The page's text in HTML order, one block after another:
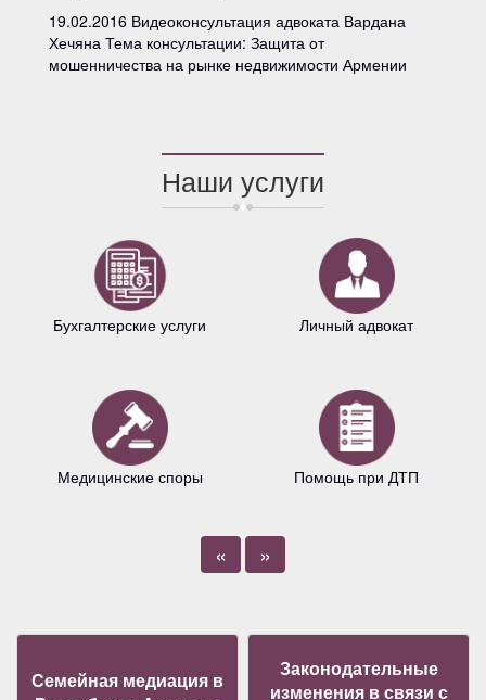
19.02.2016 Видеоконсультация адвоката Вардана
Хечяна Тема консультации: Защита от
мошенничества на рынке недвижимости Армении
Наши услуги
Бухгалтерские услуги
Медицинские споры
Личный адвокат
Помощь при ДТП
« »
Семейная медиация в
Законодательные
изменения в связи с